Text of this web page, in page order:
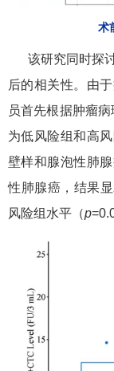
术
该研究同时探
后的相关性。由
员首先根据肿瘤
为低风险组和高
壁样和腺泡性肺
性肺腺癌，结果
风险组水平（p